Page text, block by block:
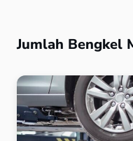
Jumlah Bengkel